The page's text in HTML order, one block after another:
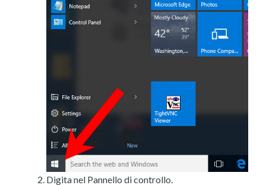
Digita nel Pannello di controllo.